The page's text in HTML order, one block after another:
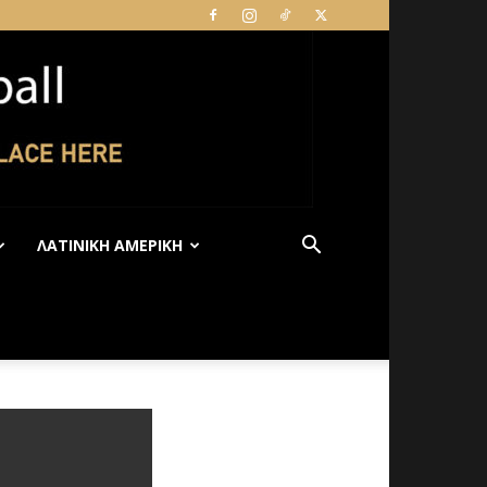
ΛΑΤΙΝΙΚΉ ΑΜΕΡΙΚΉ